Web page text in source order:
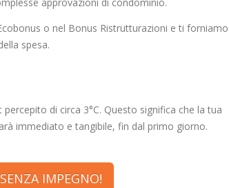
o nel Bonus Ristrutturazioni e ti forniamo
spesa.
di circa 3°C. Questo significa che la tua
immediato e tangibile, fin dal primo giorno.
IMPEGNO!